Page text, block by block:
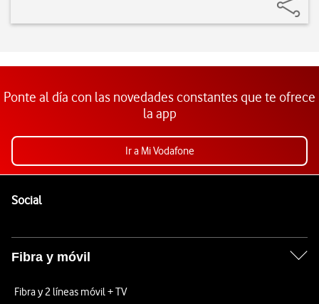
Ponte al día con las novedades constantes que te ofrece
la app
Ir a Mi Vodafone
SocialEnlaces a las redes sociales de Vodafone
Fibra y móvil
Fibra y 2 líneas móvil + TV